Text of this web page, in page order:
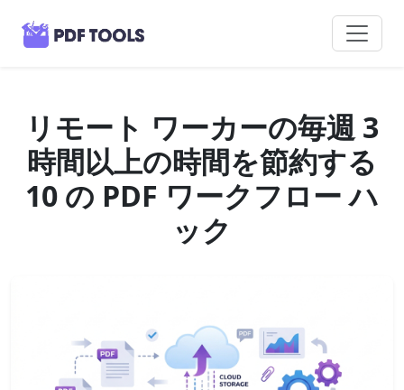
リモート ワーカーの毎週 3
時間以上の時間を節約する
10 の PDF ワークフロー ハ
ック